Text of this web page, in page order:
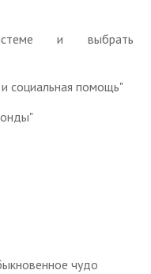
и выбрать
социальная помощь"
чудо